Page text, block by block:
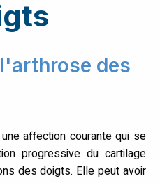
des
affection courante qui se
progressive du cartilage
des doigts. Elle peut avoir